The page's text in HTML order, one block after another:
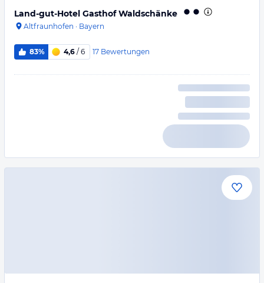
Land-gut-Hotel Gasthof Waldschänke
Altfraunhofen · Bayern
83% 4,6 / 6 17 Bewertungen